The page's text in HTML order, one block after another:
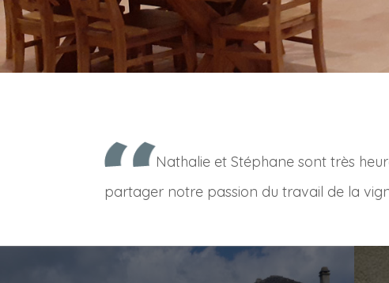
Nathalie et Stéphane sont très
partager notre passion du travail de la